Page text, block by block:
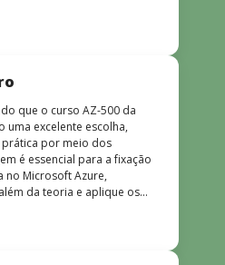
que o curso AZ-500 da
uma excelente escolha,
por meio dos
é essencial para a fixação
no Microsoft Azure,
da teoria e aplique os
e simulados. Outro
do curso. O conteúdo é